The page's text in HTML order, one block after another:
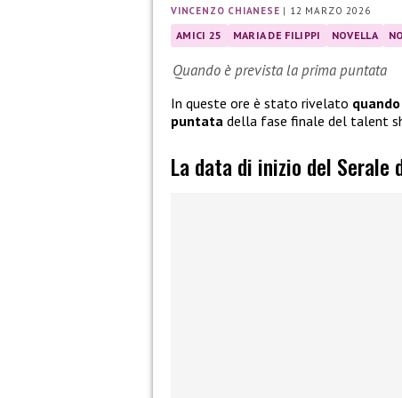
VINCENZO CHIANESE | 12 MARZO 2026
AMICI 25 MARIA DE FILIPPI NOVELLA
Quando è prevista la prima puntata
In queste ore è stato rivelato
puntata della fase finale del talent
La data di inizio del Serale